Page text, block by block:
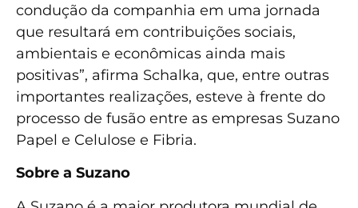
condução da companhia em uma jornada
que resultará em contribuições sociais,
ambientais e econômicas ainda mais
positivas”, afirma Schalka, que, entre outras
importantes realizações, esteve à frente do
processo de fusão entre as empresas Suzano
Papel e Celulose e Fibria.
Sobre a Suzano